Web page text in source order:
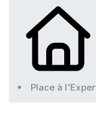
Place à